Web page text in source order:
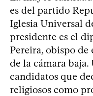
es del partido
Iglesia Universal
presidente es el
Pereira, obispo de
de la cámara
candidatos que
religiosos como